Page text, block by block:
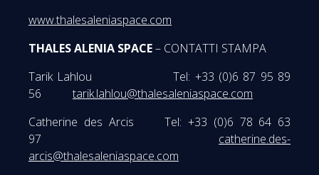
www.thalesaleniaspace.com
THALES ALENIA SPACE– CONTATTI STAMPA
Tarik Lahlou Tel: +33 (0)6 87 95 89
56 tarik.lahlou@thalesaleniaspace.com
Catherine des Arcis Tel: +33 (0)6 78 64 63
97 catherine.des-
arcis@thalesaleniaspace.com